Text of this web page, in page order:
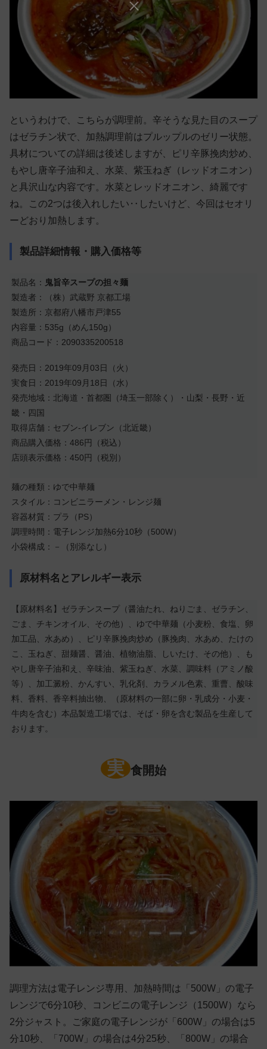
というわけで、こちらが調理前。辛そうな見た目のスープ
はゼラチン状で、加熱調理前はプルップルのゼリー状態。
具材についての詳細は後述しますが、ピリ辛豚挽肉炒め、
もやし唐辛子油和え、水菜、紫玉ねぎ（レッドオニオン）
と具沢山な内容です。水菜とレッドオニオン、綺麗です
ね。この2つは後入れしたい‥したいけど、今回はセオリ
ーどおり加熱します。
製品詳細情報・購入価格等
製品名： 鬼旨辛スープの担々麺
製造者：（株）武蔵野 京都工場
製造所：京都府八幡市戸津55
内容量：535g（めん150g）
商品コード：2090335200518
発売日：2019年09月03日（火）
実食日：2019年09月18日（水）
発売地域：北海道・首都圏（埼玉一部除く）・山梨・長野・近
畿・四国
取得店舗：セブン-イレブン（北近畿）
商品購入価格：486円（税込）
店頭表示価格：450円（税別）
麺の種類：ゆで中華麺
スタイル：コンビニラーメン・レンジ麺
容器材質：プラ（PS）
調理時間：電子レンジ加熱6分10秒（500W）
小袋構成：－（別添なし）
原材料名とアレルギー表示
【原材料名】ゼラチンスープ（醤油たれ、ねりごま、ゼラチン、
ごま、チキンオイル、その他）、ゆで中華麺（小麦粉、食塩、卵
加工品、水あめ）、ピリ辛豚挽肉炒め（豚挽肉、水あめ、たけの
こ、玉ねぎ、甜麺醤、醤油、植物油脂、しいたけ、その他）、も
やし唐辛子油和え、辛味油、紫玉ねぎ、水菜、調味料（アミノ酸
等）、加工澱粉、かんすい、乳化剤、カラメル色素、重曹、酸味
料、香料、香辛料抽出物、（原材料の一部に卵・乳成分・小麦・
牛肉を含む）本品製造工場では、そば・卵を含む製品を生産して
おります。
実 食開始
調理方法は電子レンジ専用、加熱時間は「500W」の電子
レンジで6分10秒、コンビニの電子レンジ（1500W）なら
2分ジャスト。ご家庭の電子レンジが「600W」の場合は5
分10秒、「700W」の場合は4分25秒、「800W」の場合